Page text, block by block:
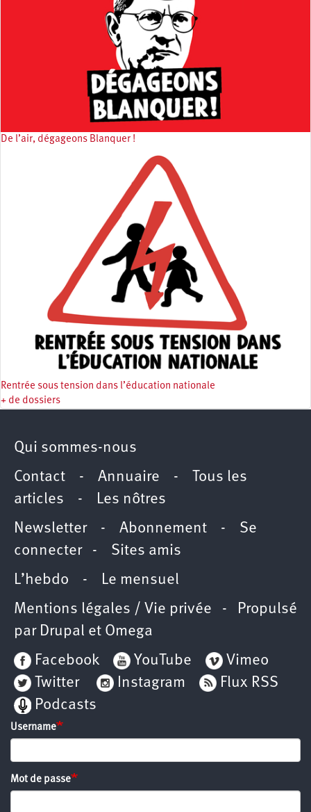
De l’air, dégageons Blanquer !
Rentrée sous tension dans l’éducation nationale
+ de dossiers
Qui sommes-nous
Contact - Annuaire -
Tous les
articles - Les nôtres
Newsletter- Abonnement - Se
connecter- Sites amis
L’hebdo - Le mensuel
Mentions légales / Vie privée - Propulsé
par Drupal et Omega
Facebook
YouTube
Vimeo
Twitter
Instagram
Flux RSS
Podcasts
Username
Mot de passe